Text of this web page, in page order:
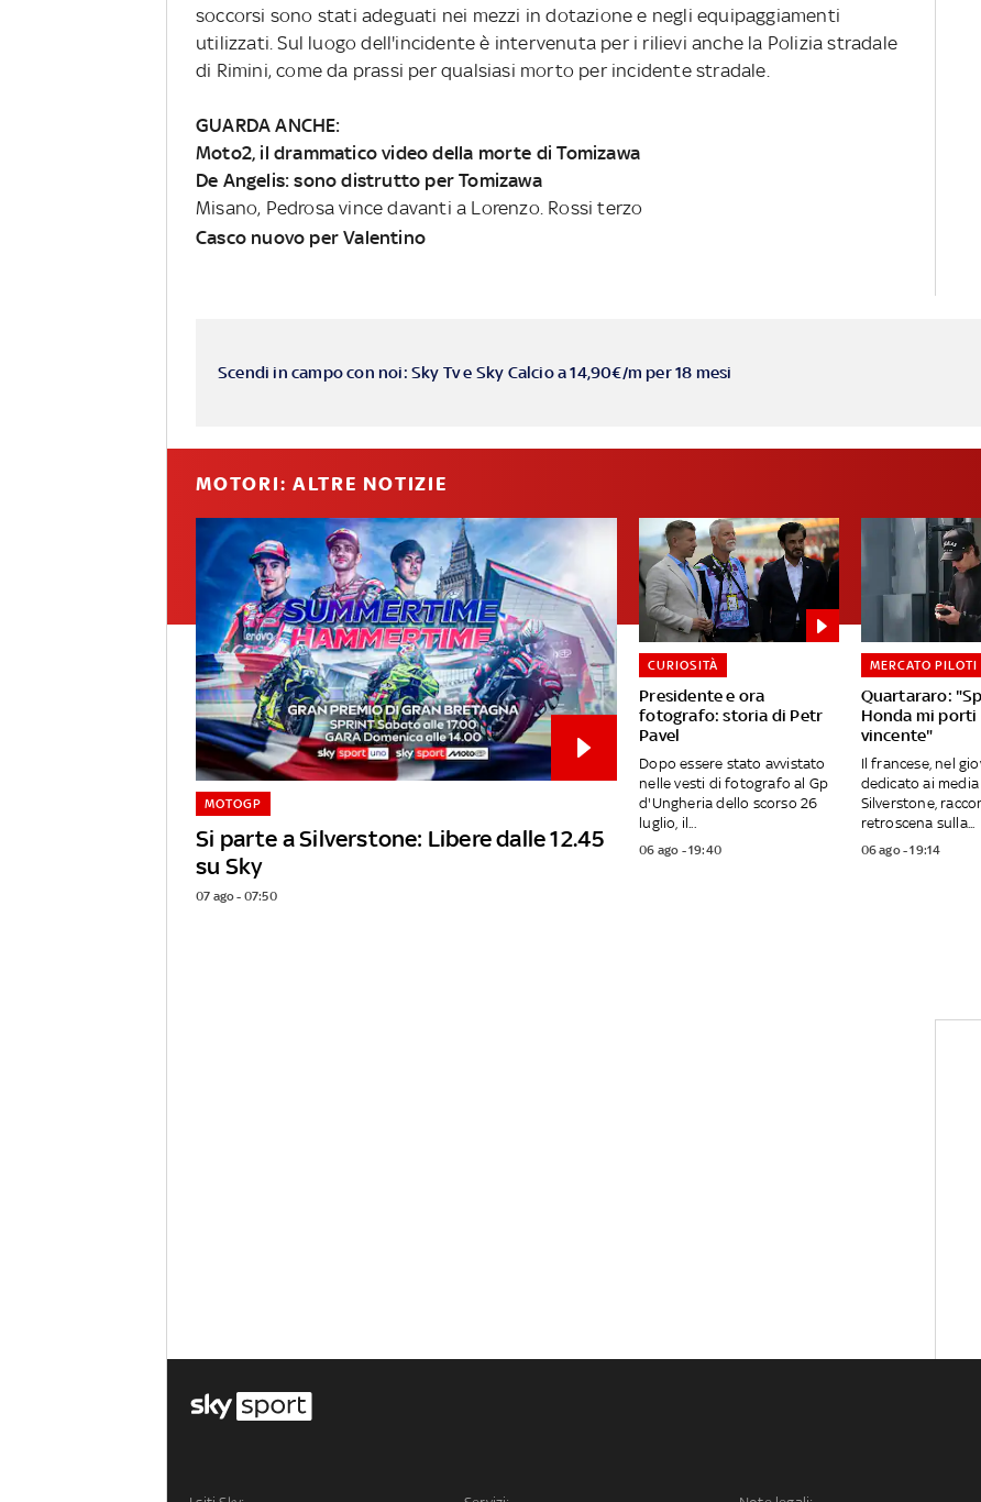
soccorsi sono stati adeguati nei mezzi in dotazione e negli equipaggiamenti
utilizzati. Sul luogo dell'incidente è intervenuta per i rilievi anche la Polizia stradale
di Rimini, come da prassi per qualsiasi morto per incidente stradale.
GUARDA ANCHE:
Moto2, il drammatico video della morte di Tomizawa
De Angelis: sono distrutto per Tomizawa
Misano, Pedrosa vince davanti a Lorenzo. Rossi terzo
Casco nuovo per Valentino
Scendi in campo con noi: Sky Tv e Sky Calcio a 14,90€/m per 18 mesi
MOTORI: ALTRE NOTIZIE
Si parte a Silverstone: Libere dalle 12.45
su Sky
MOTOGP
07 ago - 07:50
Presidente e ora
fotografo: storia di Petr
Pavel
CURIOSITÀ
Dopo essere stato avvistato
nelle vesti di fotografo al Gp
d'Ungheria dello scorso 26
luglio, il...
06 ago - 19:40
Quartararo:
Honda mi
vincente"
MERCATO PILOTI
Il francese, nel
dedicato ai media
Silverstone,
retroscena sulla...
06 ago - 19:14